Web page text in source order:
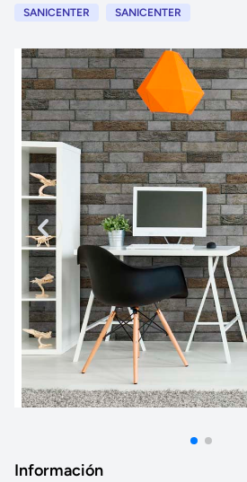
SANICENTER SANICENTER
Información